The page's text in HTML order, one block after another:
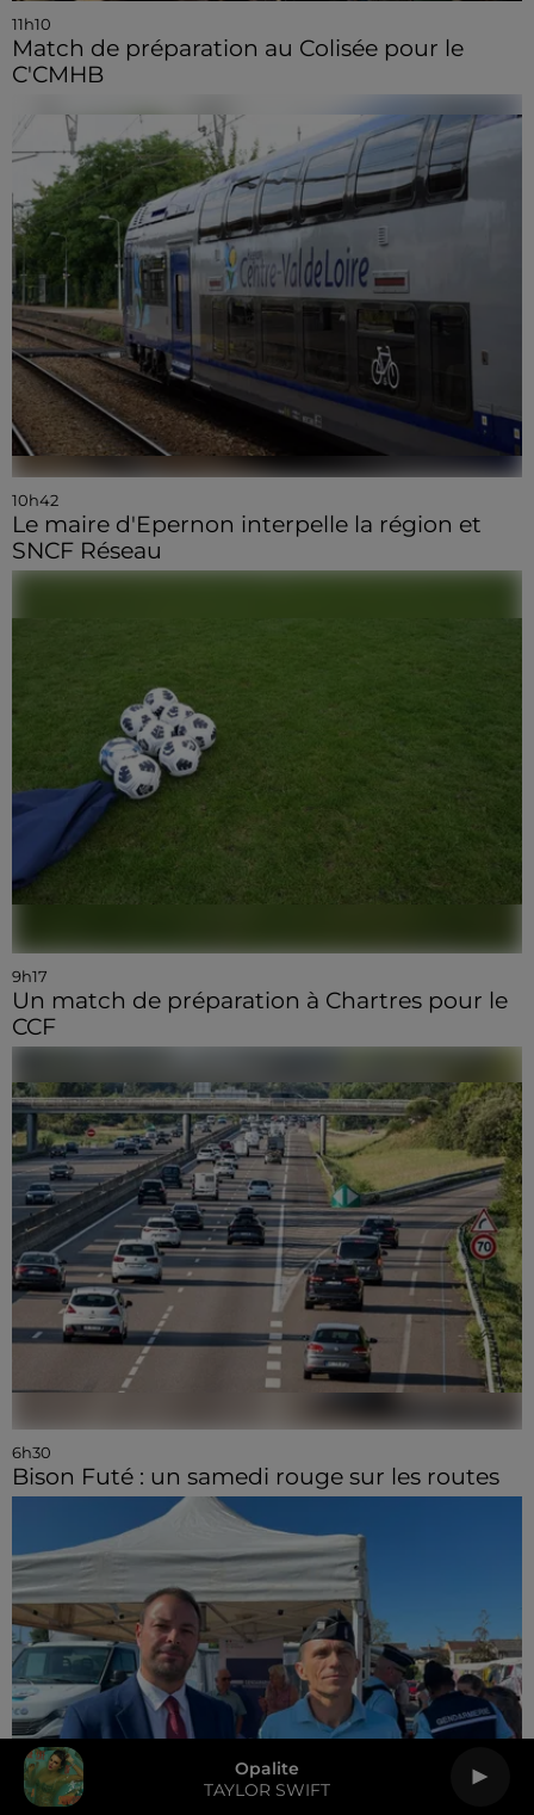
Opalite
TAYLOR SWIFT
11h10
Match de préparation au Colisée pour le
C'CMHB
10h42
Le maire d'Epernon interpelle la région et
SNCF Réseau
9h17
Un match de préparation à Chartres pour le
CCF
6h30
Bison Futé : un samedi rouge sur les routes